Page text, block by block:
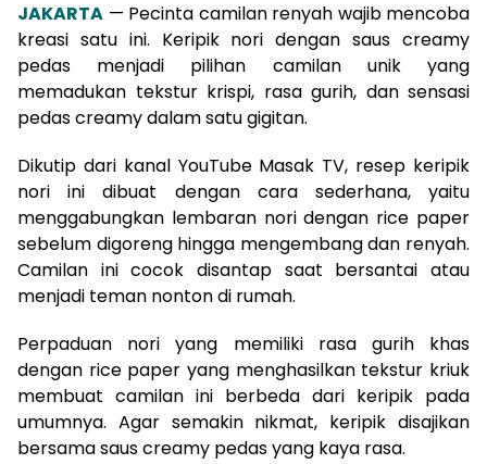
JAKARTA — Pecinta camilan renyah wajib mencoba
kreasi satu ini. Keripik nori dengan saus creamy
pedas menjadi pilihan camilan unik yang
memadukan tekstur krispi, rasa gurih, dan sensasi
pedas creamy dalam satu gigitan.
Dikutip dari kanal YouTube Masak TV, resep keripik
nori ini dibuat dengan cara sederhana, yaitu
menggabungkan lembaran nori dengan rice paper
sebelum digoreng hingga mengembang dan renyah.
Camilan ini cocok disantap saat bersantai atau
menjadi teman nonton di rumah.
Perpaduan nori yang memiliki rasa gurih khas
dengan rice paper yang menghasilkan tekstur kriuk
membuat camilan ini berbeda dari keripik pada
umumnya. Agar semakin nikmat, keripik disajikan
bersama saus creamy pedas yang kaya rasa.